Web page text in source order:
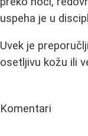
uspeha je u
Uvek je
osetljivu kožu ili
Komentari